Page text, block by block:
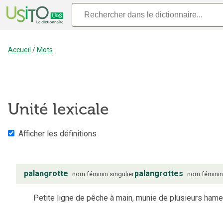
Accueil / Mots
Unité lexicale
Afficher les définitions
palangrotte nom féminin singulierpalangrottes nom féminin
Petite ligne de pêche à main, munie de plusieurs